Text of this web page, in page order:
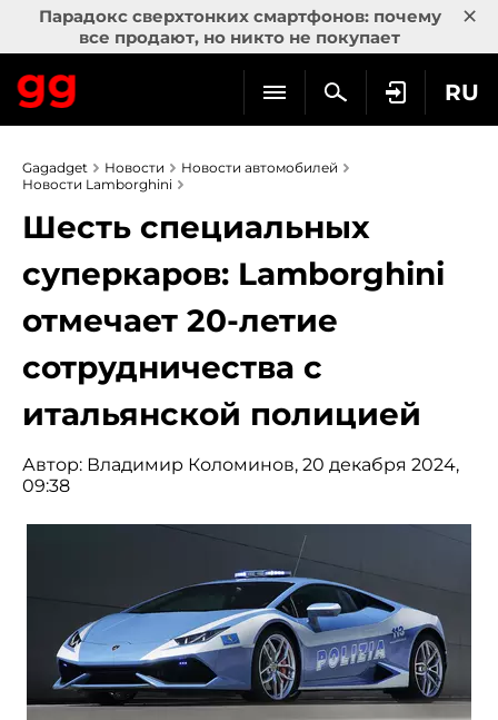
Парадокс сверхтонких смартфонов: почему
все продают, но никто не покупает
×
RU
Gagadget Новости
Новости автомобилей
Новости Lamborghini
Шесть специальных
суперкаров: Lamborghini
отмечает 20-летие
сотрудничества с
итальянской полицией
Автор: Владимир Коломинов, 20 декабря 2024,
09:38